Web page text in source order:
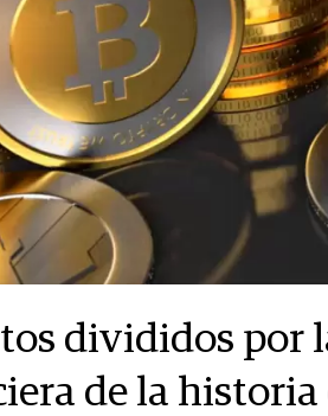
divididos por
de la